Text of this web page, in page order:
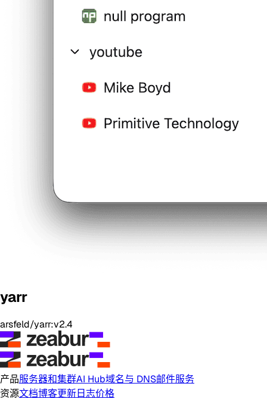
yarr
arsfeld/yarr:v2.4
产品服务器和集群AI Hub域名与 DNS邮件服务
资源文档博客更新日志价格